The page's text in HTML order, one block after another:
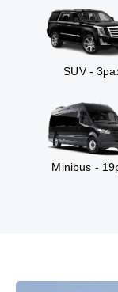
SUV -
Minibus -